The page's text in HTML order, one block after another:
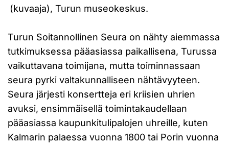
(kuvaaja), Turun museokeskus.
Turun Soitannollinen Seura on nähty aiemmassa
tutkimuksessa pääasiassa paikallisena, Turussa
vaikuttavana toimijana, mutta toiminnassaan
seura pyrki valtakunnalliseen nähtävyyteen.
Seura järjesti konsertteja eri kriisien uhrien
avuksi, ensimmäisellä toimintakaudellaan
pääasiassa kaupunkitulipalojen uhreille, kuten
Kalmarin palaessa vuonna 1800 tai Porin vuonna